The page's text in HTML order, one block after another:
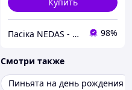
Пасіка NEDAS - мед, горіхи, крем мед з ягодами и воскові свічки в подарункових наборах 98%
Смотри также
Пиньята на день рождения